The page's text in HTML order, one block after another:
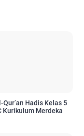
Qur’an Hadis Kelas 5
Kurikulum Merdeka